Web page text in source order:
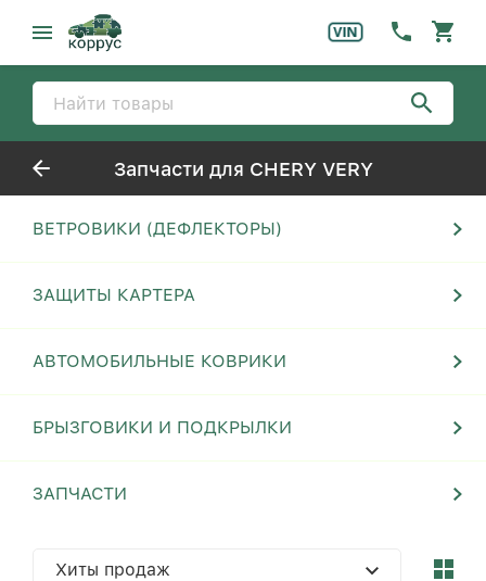
Запчасти для CHERY VERY
ВЕТРОВИКИ (ДЕФЛЕКТОРЫ)
ЗАЩИТЫ КАРТЕРА
АВТОМОБИЛЬНЫЕ КОВРИКИ
БРЫЗГОВИКИ И ПОДКРЫЛКИ
ЗАПЧАСТИ
Хиты продаж